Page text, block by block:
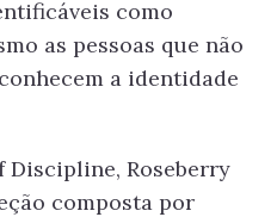
como
as pessoas que não
a identidade
Discipline, Roseberry
composta por